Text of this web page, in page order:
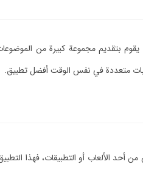
بتقديم مجموعة كبيرة من الموضوعات
متعددة في نفس الوقت أفضل تطبيق.
الألعاب أو التطبيقات، فهذا